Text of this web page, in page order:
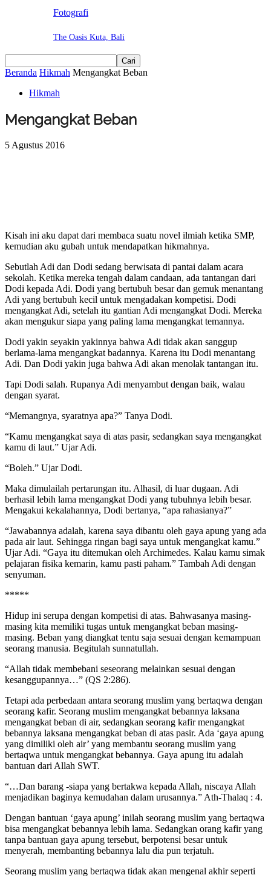
Fotografi
The Oasis Kuta, Bali
Beranda Hikmah Mengangkat Beban
Hikmah
Mengangkat Beban
5 Agustus 2016
Kisah ini aku dapat dari membaca suatu novel ilmiah ketika SMP,
kemudian aku gubah untuk mendapatkan hikmahnya.
Sebutlah Adi dan Dodi sedang berwisata di pantai dalam acara
sekolah. Ketika mereka tengah dalam candaan, ada tantangan dari
Dodi kepada Adi. Dodi yang bertubuh besar dan gemuk menantang
Adi yang bertubuh kecil untuk mengadakan kompetisi. Dodi
mengangkat Adi, setelah itu gantian Adi mengangkat Dodi. Mereka
akan mengukur siapa yang paling lama mengangkat temannya.
Dodi yakin seyakin yakinnya bahwa Adi tidak akan sanggup
berlama-lama mengangkat badannya. Karena itu Dodi menantang
Adi. Dan Dodi yakin juga bahwa Adi akan menolak tantangan itu.
Tapi Dodi salah. Rupanya Adi menyambut dengan baik, walau
dengan syarat.
“Memangnya, syaratnya apa?” Tanya Dodi.
“Kamu mengangkat saya di atas pasir, sedangkan saya mengangkat
kamu di laut.” Ujar Adi.
“Boleh.” Ujar Dodi.
Maka dimulailah pertarungan itu. Alhasil, di luar dugaan. Adi
berhasil lebih lama mengangkat Dodi yang tubuhnya lebih besar.
Mengakui kekalahannya, Dodi bertanya, “apa rahasianya?”
“Jawabannya adalah, karena saya dibantu oleh gaya apung yang ada
pada air laut. Sehingga ringan bagi saya untuk mengangkat kamu.”
Ujar Adi. “Gaya itu ditemukan oleh Archimedes. Kalau kamu simak
pelajaran fisika kemarin, kamu pasti paham.” Tambah Adi dengan
senyuman.
*****
Hidup ini serupa dengan kompetisi di atas. Bahwasanya masing-
masing kita memiliki tugas untuk mengangkat beban masing-
masing. Beban yang diangkat tentu saja sesuai dengan kemampuan
seorang manusia. Begitulah sunnatullah.
“Allah tidak membebani seseorang melainkan sesuai dengan
kesanggupannya…” (QS 2:286).
Tetapi ada perbedaan antara seorang muslim yang bertaqwa dengan
seorang kafir. Seorang muslim mengangkat bebannya laksana
mengangkat beban di air, sedangkan seorang kafir mengangkat
bebannya laksana mengangkat beban di atas pasir. Ada ‘gaya apung
yang dimiliki oleh air’ yang membantu seorang muslim yang
bertaqwa untuk mengangkat bebannya. Gaya apung itu adalah
bantuan dari Allah SWT.
“…Dan barang -siapa yang bertakwa kepada Allah, niscaya Allah
menjadikan baginya kemudahan dalam urusannya.” Ath-Thalaq : 4.
Dengan bantuan ‘gaya apung’ inilah seorang muslim yang bertaqwa
bisa mengangkat bebannya lebih lama. Sedangkan orang kafir yang
tanpa bantuan gaya apung tersebut, berpotensi besar untuk
menyerah, membanting bebannya lalu dia pun terjatuh.
Seorang muslim yang bertaqwa tidak akan mengenal akhir seperti